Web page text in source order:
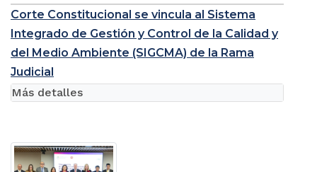
Corte Constitucional se vincula al Sistema
Integrado de Gestión y Control de la Calidad y
del Medio Ambiente (SIGCMA) de la Rama
Judicial
Más detalles